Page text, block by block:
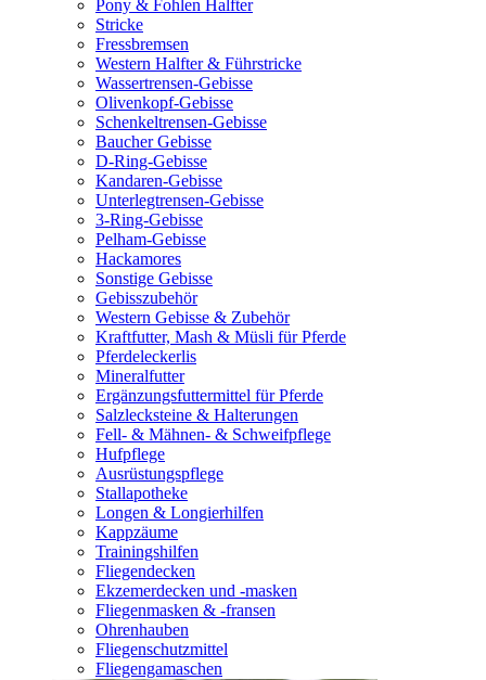
Pony & Fohlen Halfter
Stricke
Fressbremsen
Western Halfter & Führstricke
Wassertrensen-Gebisse
Olivenkopf-Gebisse
Schenkeltrensen-Gebisse
Baucher Gebisse
D-Ring-Gebisse
Kandaren-Gebisse
Unterlegtrensen-Gebisse
3-Ring-Gebisse
Pelham-Gebisse
Hackamores
Sonstige Gebisse
Gebisszubehör
Western Gebisse & Zubehör
Kraftfutter, Mash & Müsli für Pferde
Pferdeleckerlis
Mineralfutter
Ergänzungsfuttermittel für Pferde
Salzlecksteine & Halterungen
Fell- & Mähnen- & Schweifpflege
Hufpflege
Ausrüstungspflege
Stallapotheke
Longen & Longierhilfen
Kappzäume
Trainingshilfen
Fliegendecken
Ekzemerdecken und -masken
Fliegenmasken & -fransen
Ohrenhauben
Fliegenschutzmittel
Fliegengamaschen